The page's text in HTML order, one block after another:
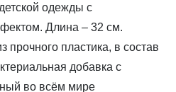
одежды с
Длина – 32 см.
прочного пластика, в состав
добавка с
во всём мире